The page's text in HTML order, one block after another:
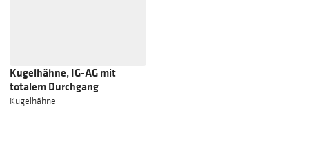
Kugelhähne, IG-AG mit
totalem Durchgang
Kugelhähne